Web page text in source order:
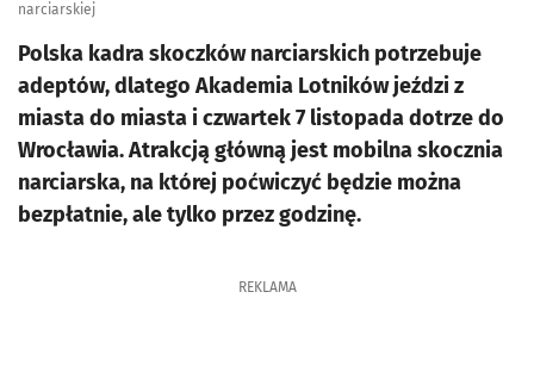
narciarskiej
Polska kadra skoczków narciarskich potrzebuje
adeptów, dlatego Akademia Lotników jeździ z
miasta do miasta i czwartek 7 listopada dotrze do
Wrocławia. Atrakcją główną jest mobilna skocznia
narciarska, na której poćwiczyć będzie można
bezpłatnie, ale tylko przez godzinę.
REKLAMA